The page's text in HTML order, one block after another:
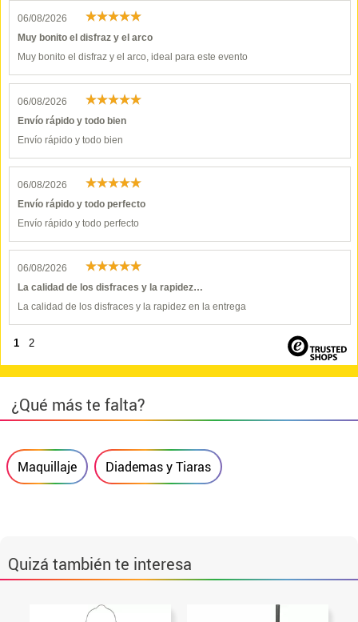
06/08/2026
Muy bonito el disfraz y el arco
Muy bonito el disfraz y el arco, ideal para este evento
06/08/2026
Envío rápido y todo bien
Envío rápido y todo bien
06/08/2026
Envío rápido y todo perfecto
Envío rápido y todo perfecto
06/08/2026
La calidad de los disfraces y la rapidez…
La calidad de los disfraces y la rapidez en la entrega
1 2
¿Qué más te falta?
Maquillaje Diademas y Tiaras
Quizá también te interesa